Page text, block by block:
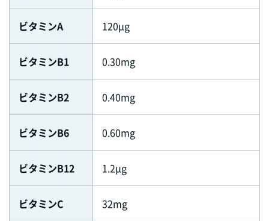
ビタミンA 120μg
ビタミンB1 0.30mg
ビタミンB2 0.40mg
ビタミンB6 0.60mg
ビタミンB12 1.2μg
ビタミンC 32mg